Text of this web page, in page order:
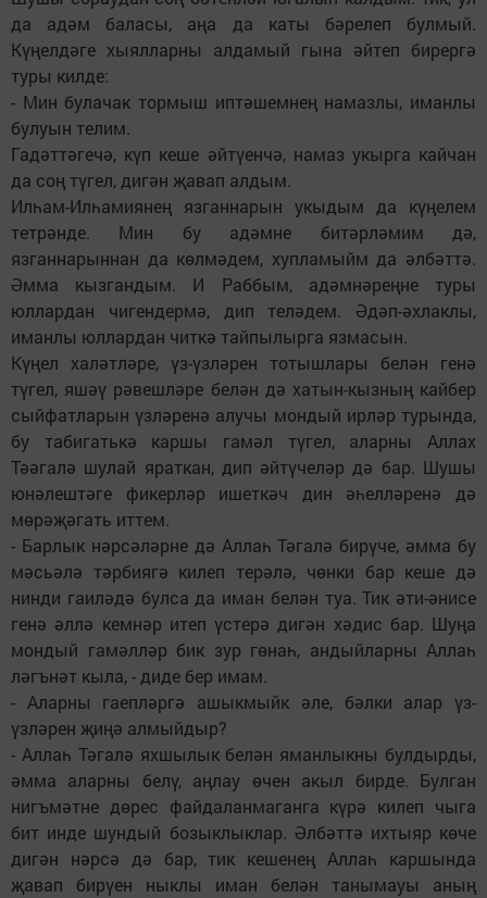
да адәм баласы, аңа да каты бәрелеп булмый.
Күңелдәге хыялларны алдамый гына әйтеп бирергә
туры килде:
- Мин булачак тормыш иптәшемнең намазлы, иманлы
булуын телим.
Гадәттәгечә, күп кеше әйтүенчә, намаз укырга кайчан
да соң түгел, дигән җавап алдым.
Илһам-Илһамиянең язганнарын укыдым да күңелем
тетрәнде. Мин бу адәмне битәрләмим дә,
язганнарыннан да көлмәдем, хупламыйм да әлбәттә.
Әмма кызгандым. И Раббым, адәмнәреңне туры
юллардан чигендермә, дип теләдем. Әдәп-әхлаклы,
иманлы юллардан читкә тайпылырга язмасын.
Күңел халәтләре, үз-үзләрен тотышлары белән генә
түгел, яшәү рәвешләре белән дә хатын-кызның кайбер
сыйфатларын үзләренә алучы мондый ирләр турында,
бу табигатькә каршы гамәл түгел, аларны Аллах
Тәәгалә шулай яраткан, дип әйтүчеләр дә бар. Шушы
юнәлештәге фикерләр ишеткәч дин әһелләренә дә
мөрәҗәгать иттем.
- Барлык нәрсәләрне дә Аллаһ Тәгалә бирүче, әмма бу
мәсьәлә тәрбиягә килеп терәлә, чөнки бар кеше дә
нинди гаиләдә булса да иман белән туа. Тик әти-әнисе
генә әллә кемнәр итеп үстерә дигән хәдис бар. Шуңа
мондый гамәлләр бик зур гөнаһ, андыйларны Аллаһ
ләгънәт кыла, - диде бер имам.
- Аларны гаепләргә ашыкмыйк әле, бәлки алар үз-
үзләрен җиңә алмыйдыр?
- Аллаһ Тәгалә яхшылык белән яманлыкны булдырды,
әмма аларны белү, аңлау өчен акыл бирде. Булган
нигъмәтне дөрес файдаланмаганга күрә килеп чыга
бит инде шундый бозыклыклар. Әлбәттә ихтыяр көче
дигән нәрсә дә бар, тик кешенең Аллаһ каршында
җавап бирүен ныклы иман белән танымауы аның